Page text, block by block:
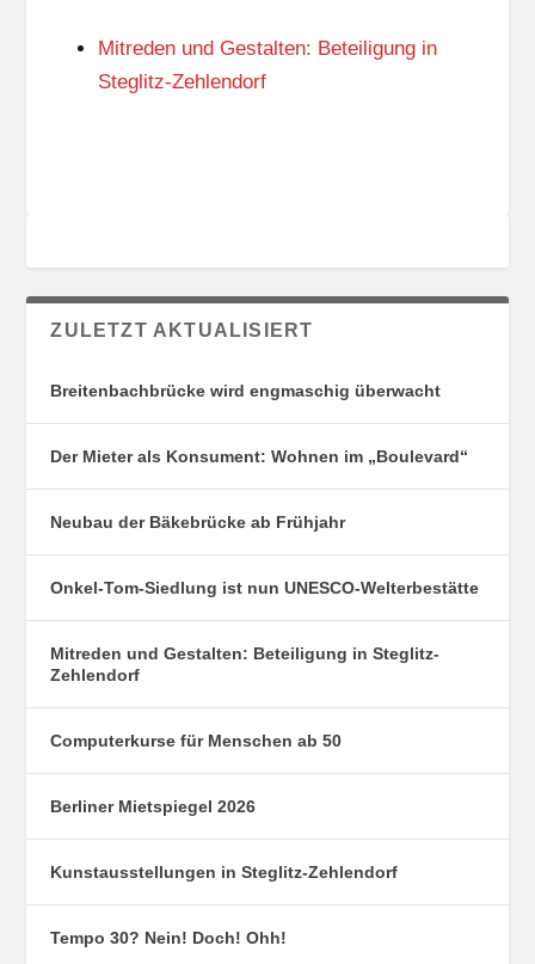
S
O
N
Mitreden und Gestalten: Beteiligung in
Steglitz-Zehlendorf
ZULETZT AKTUALISIERT
Breitenbachbrücke wird engmaschig überwacht
Der Mieter als Konsument: Wohnen im „Boulevard“
Neubau der Bäkebrücke ab Frühjahr
Onkel-Tom-Siedlung ist nun UNESCO-Welterbestätte
Mitreden und Gestalten: Beteiligung in Steglitz-
Zehlendorf
Computerkurse für Menschen ab 50
Berliner Mietspiegel 2026
Kunstausstellungen in Steglitz-Zehlendorf
Tempo 30? Nein! Doch! Ohh!